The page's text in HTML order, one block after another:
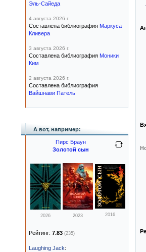
Эль-Сайеда
4 августа 2026 г.
Составлена библиография Маркуса
Кливера
3 августа 2026 г.
Составлена библиография Моники
Ким
2 августа 2026 г.
Составлена библиография
Вайшнави Патель
А вот, например:
Пирс Браун
Золотой сын
2026 2023 2016
Рейтинг: 7.83 (235)
Laughing Jack: